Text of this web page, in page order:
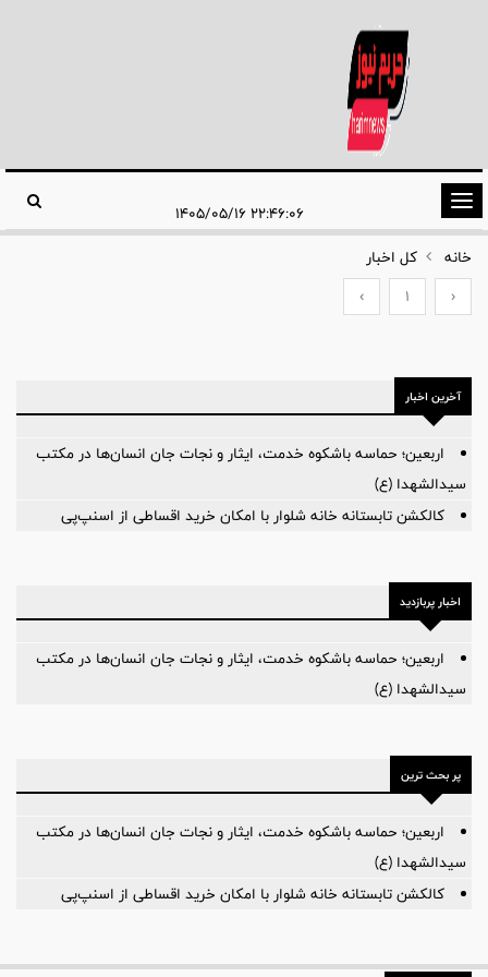
تغییر
وضعیت
ناوبری
۲۲:۴۶:۰۶ ۱۴۰۵/۰۵/۱۶
خانه
کل اخبار
‹
1
›
آخرین اخبار
اربعین؛ حماسه باشکوه خدمت، ایثار و نجات جان انسان‌ها در مکتب
سیدالشهدا (ع)
کالکشن تابستانه خانه شلوار با امکان خرید اقساطی از اسنپ‌پی
اخبار پربازدید
اربعین؛ حماسه باشکوه خدمت، ایثار و نجات جان انسان‌ها در مکتب
سیدالشهدا (ع)
پر بحث ترین
اربعین؛ حماسه باشکوه خدمت، ایثار و نجات جان انسان‌ها در مکتب
سیدالشهدا (ع)
کالکشن تابستانه خانه شلوار با امکان خرید اقساطی از اسنپ‌پی